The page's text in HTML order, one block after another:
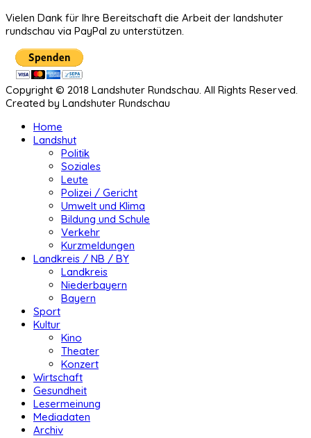
Vielen Dank für Ihre Bereitschaft die Arbeit der landshuter
rundschau via PayPal zu unterstützen.
Copyright © 2018 Landshuter Rundschau. All Rights Reserved.
Created by Landshuter Rundschau
Home
Landshut
Politik
Soziales
Leute
Polizei / Gericht
Umwelt und Klima
Bildung und Schule
Verkehr
Kurzmeldungen
Landkreis / NB / BY
Landkreis
Niederbayern
Bayern
Sport
Kultur
Kino
Theater
Konzert
Wirtschaft
Gesundheit
Lesermeinung
Mediadaten
Archiv